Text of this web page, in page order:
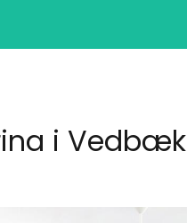
i Vedbæk